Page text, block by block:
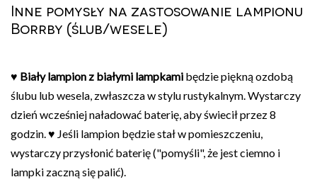
Inne pomysły na zastosowanie lampionu
Borrby (ślub/wesele)
♥ Biały lampion z białymi lampkami będzie piękną ozdobą
ślubu lub wesela, zwłaszcza w stylu rustykalnym. Wystarczy
dzień wcześniej naładować baterię, aby świecił przez 8
godzin. ♥ Jeśli lampion będzie stał w pomieszczeniu,
wystarczy przysłonić baterię ("pomyśli", że jest ciemno i
lampki zaczną się palić).